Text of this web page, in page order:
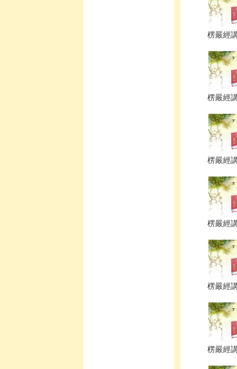
楞嚴經
楞嚴經
楞嚴經
楞嚴經
楞嚴經
楞嚴經